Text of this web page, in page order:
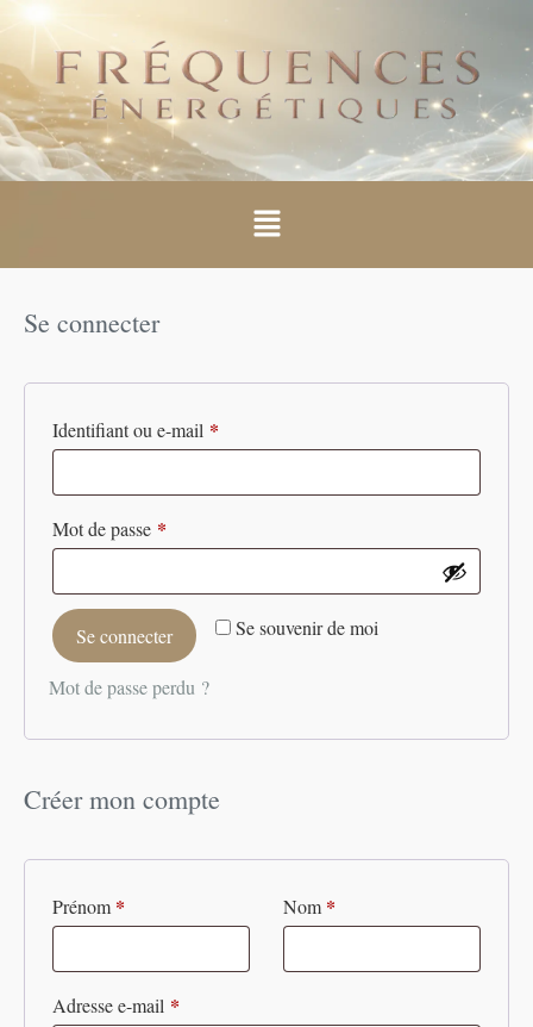
Se connecter
Identifiant ou e-mail *
Mot de passe *
Se souvenir de moi
Se connecter
Mot de passe perdu ?
Créer mon compte
Prénom * Nom *
Adresse e-mail *